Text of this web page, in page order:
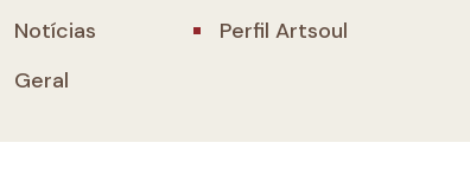
Notícias
Perfil Artsoul
Geral